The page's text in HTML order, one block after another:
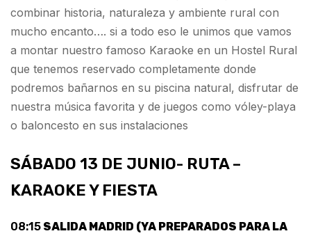
combinar historia, naturaleza y ambiente rural con
mucho encanto…. si a todo eso le unimos que vamos
a montar nuestro famoso Karaoke en un Hostel Rural
que tenemos reservado completamente donde
podremos bañarnos en su piscina natural, disfrutar de
nuestra música favorita y de juegos como vóley-playa
o baloncesto en sus instalaciones
SÁBADO 13 DE JUNIO- RUTA –
KARAOKE Y FIESTA
08:15 SALIDA MADRID (YA PREPARADOS PARA LA